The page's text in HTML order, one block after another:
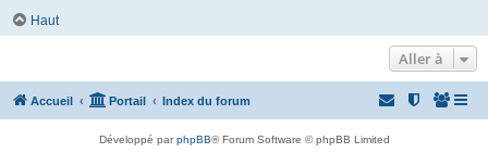
Haut
Aller à
Accueil Portail Index du forum
Développé parphpBB® Forum Software © phpBB Limited